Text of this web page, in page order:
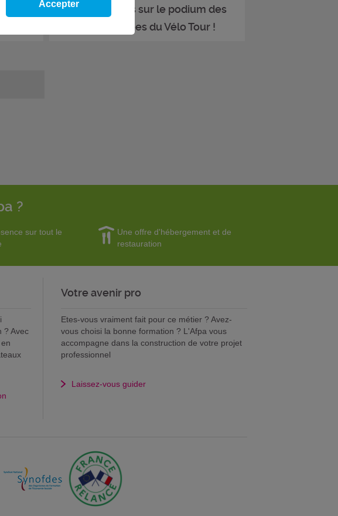
belle
L'Afpa Bourges sur le podium des
étapes préférées du Vélo Tour !
?
sur tout le
Une offre d'hébergement et de
restauration
? Avec
Votre avenir pro
Etes-vous vraiment fait pour ce métier ? Avez-
vous choisi la bonne formation ? L'Afpa vous
accompagne dans la construction de votre projet
professionnel
Laissez-vous guider
Accepter